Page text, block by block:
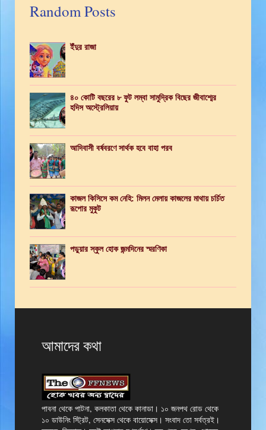
Random Posts
ইঁদুর রাজা
৪০ কোটি বছরের ৮ ফুট লম্বা সামুদ্রিক বিছের জীবাশ্মের
হদিস অস্ট্রেলিয়ায়
আদিবাসী বর্ষবরণে সার্থক হবে বাহা পরব
কাজল কিসিসে কম নেহি: মিলন মেলায় কাজলের মাথায় চর্চিত
রূপোর মুকুট
পড়ুয়ার স্কুল হোক জন্মদিনের স্মরণিকা
আমাদের কথা
পাবনা থেকে পাটনা, কলকাতা থেকে কানাডা। ১০ জনপথ রোড থেকে
১০ ডাউনিং স্ট্রিট, সেনসেক্স থেকে বায়োসেক্স। সংবাদ তো সর্বত্রই।